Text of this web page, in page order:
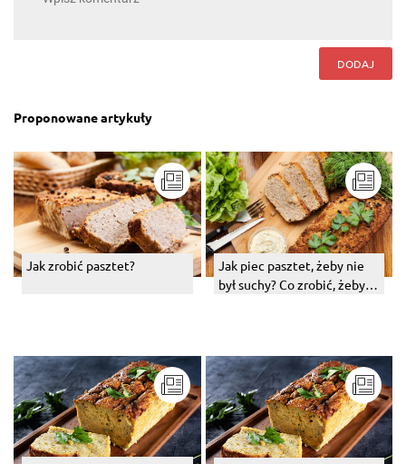
DODAJ
Proponowane artykuły
Jak zrobić pasztet?
Jak piec pasztet, żeby nie
był suchy? Co zrobić, żeby